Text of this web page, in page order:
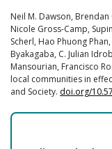
Neil M. Dawson,
Nicole Gross-Camp,
Scherl, Hao Phuong
Byakagaba, C. Julian
Mansourian, Francisco
local communities in
and Society. doi.org/